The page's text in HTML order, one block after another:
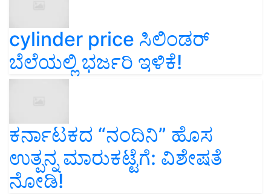
cylinder price ಸಿಲಿಂಡರ್‌
ಬೆಲೆಯಲ್ಲಿ ಭರ್ಜರಿ ಇಳಿಕೆ!
ಕರ್ನಾಟಕದ “ನಂದಿನಿ” ಹೊಸ
ಉತ್ಪನ್ನ ಮಾರುಕಟ್ಟೆಗೆ: ವಿಶೇಷತೆ
ನೋಡಿ!